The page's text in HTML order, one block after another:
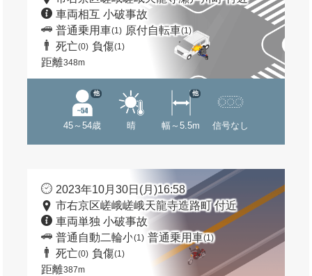
車両相互 小破事故
普通乗用車(1) 原付自転車(1)
死亡(0) 負傷(1)
距離348m
45～54歳
他
晴 幅～5.5m
他
信号なし
2023年10月30日(月)16:58
市右京区嵯峨嵯峨天龍寺造路町 付近
車両単独 小破事故
普通自動二輪小(1) 普通乗用車(1)
死亡(0) 負傷(1)
距離387m